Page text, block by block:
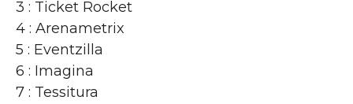
3 : Ticket Rocket
4 : Arenametrix
5 : Eventzilla
6 : Imagina
7 : Tessitura